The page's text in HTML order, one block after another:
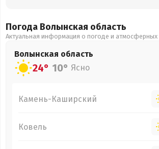
Погода Волынская область
Актуальная информация о погоде и атмосферных
Волынская область
24° 10° Ясно
Камень-Каширский
Ковель